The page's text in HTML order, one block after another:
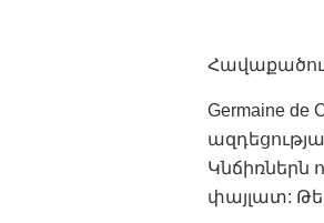
Germaine de
Կնճիռներն
փայլատ: